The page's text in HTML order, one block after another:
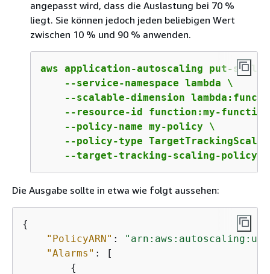
angepasst wird, dass die Auslastung bei 70 %
liegt. Sie können jedoch jeden beliebigen Wert
zwischen 10 % und 90 % anwenden.
aws application-autoscaling put-
    --service-namespace lambda \
--scalable-dimension
--resource-id function:my-
    --policy-name my-policy \
--policy-type
--target-tracking-scaling-policy-
Die Ausgabe sollte in etwa wie folgt aussehen:
{
"PolicyARN" :
"arn:aws:autoscaling:us-
"Alarms" : [
{